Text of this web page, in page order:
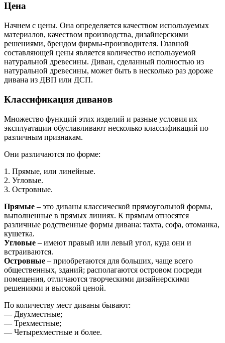
Цена
Начнем с цены. Она определяется качеством используемых
материалов, качеством производства, дизайнерскими
решениями, брендом фирмы-производителя. Главной
составляющей цены является количество используемой
натуральной древесины. Диван, сделанный полностью из
натуральной древесины, может быть в несколько раз дороже
дивана из ДВП или ДСП.
Классификация диванов
Множество функций этих изделий и разные условия их
эксплуатации обуславливают несколько классификаций по
различным признакам.
Они различаются по форме:
1. Прямые, или линейные.
2. Угловые.
3. Островные.
Прямые – это диваны классической прямоугольной формы,
выполненные в прямых линиях. К прямым относятся
различные родственные формы дивана: тахта, софа, отоманка,
кушетка.
Угловые – имеют правый или левый угол, куда они и
встраиваются.
Островные – приобретаются для больших, чаще всего
общественных, зданий; располагаются островом посреди
помещения, отличаются творческими дизайнерскими
решениями и высокой ценой.
По количеству мест диваны бывают:
— Двухместные;
— Трехместные;
— Четырехместные и более.